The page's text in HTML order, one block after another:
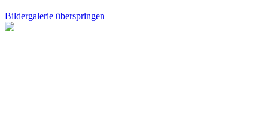
Bildergalerie überspringen